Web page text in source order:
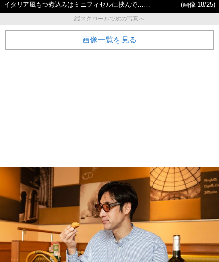
イタリア風もつ煮込みはミニフィセルに挟んで……
(画像 18/25)
縦スクロールで次の写真へ
画像一覧を見る